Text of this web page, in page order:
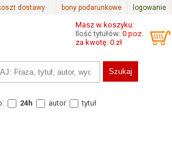
logowanie
bony podarunkowe
dostawy
Masz w koszyku:
Ilość tytułów: 0 poz.
za kwotę: 0 zł
24h autor tytuł